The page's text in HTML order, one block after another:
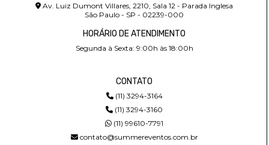
Av. Luiz Dumont Villares, 2210, Sala 12 - Parada Inglesa
São Paulo - SP - 02239-000
HORÁRIO DE ATENDIMENTO
Segunda à Sexta: 9:00h às 18:00h
CONTATO
(11) 3294-3164
(11) 3294-3160
(11) 99610-7791
contato@summereventos.com.br